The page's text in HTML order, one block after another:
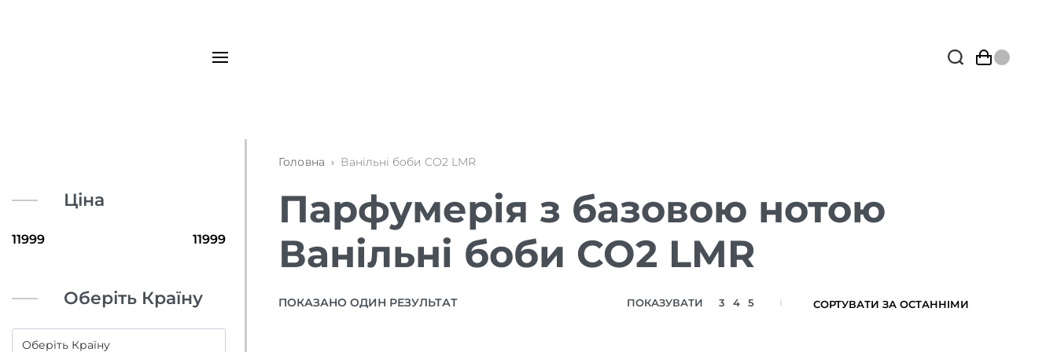
Ціна
Оберіть Країну
Головна › Ванільні боби CO2 LMR
Парфумерія з базовою нотою
Ванільні боби CO2 LMR
ПОКАЗАНО ОДИН РЕЗУЛЬТАТ ПОКАЗУВАТИ 3 4 5